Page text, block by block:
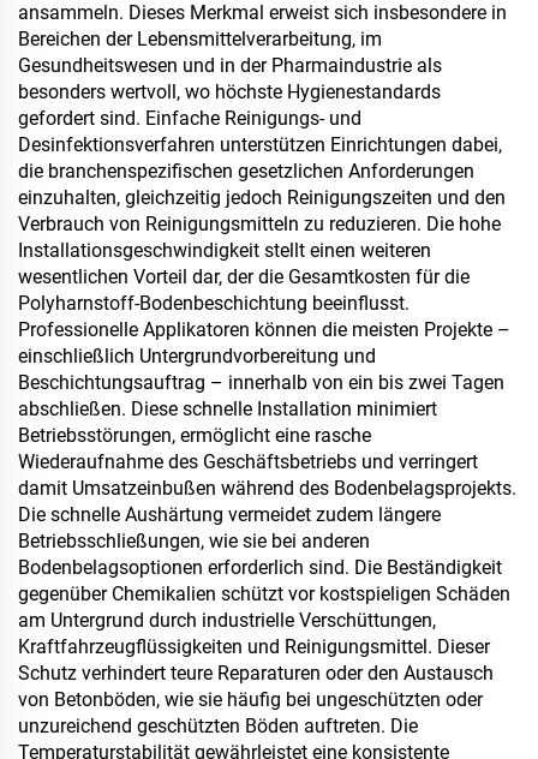
ansammeln. Dieses Merkmal erweist sich insbesondere in
Bereichen der Lebensmittelverarbeitung, im
Gesundheitswesen und in der Pharmaindustrie als
besonders wertvoll, wo höchste Hygienestandards
gefordert sind. Einfache Reinigungs- und
Desinfektionsverfahren unterstützen Einrichtungen dabei,
die branchenspezifischen gesetzlichen Anforderungen
einzuhalten, gleichzeitig jedoch Reinigungszeiten und den
Verbrauch von Reinigungsmitteln zu reduzieren. Die hohe
Installationsgeschwindigkeit stellt einen weiteren
wesentlichen Vorteil dar, der die Gesamtkosten für die
Polyharnstoff-Bodenbeschichtung beeinflusst.
Professionelle Applikatoren können die meisten Projekte –
einschließlich Untergrundvorbereitung und
Beschichtungsauftrag – innerhalb von ein bis zwei Tagen
abschließen. Diese schnelle Installation minimiert
Betriebsstörungen, ermöglicht eine rasche
Wiederaufnahme des Geschäftsbetriebs und verringert
damit Umsatzeinbußen während des Bodenbelagsprojekts.
Die schnelle Aushärtung vermeidet zudem längere
Betriebsschließungen, wie sie bei anderen
Bodenbelagsoptionen erforderlich sind. Die Beständigkeit
gegenüber Chemikalien schützt vor kostspieligen Schäden
am Untergrund durch industrielle Verschüttungen,
Kraftfahrzeugflüssigkeiten und Reinigungsmittel. Dieser
Schutz verhindert teure Reparaturen oder den Austausch
von Betonböden, wie sie häufig bei ungeschützten oder
unzureichend geschützten Böden auftreten. Die
Temperaturstabilität gewährleistet eine konsistente